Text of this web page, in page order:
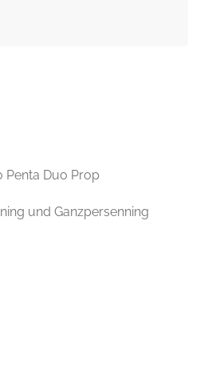
Penta Duo Prop
und Ganzpersenning